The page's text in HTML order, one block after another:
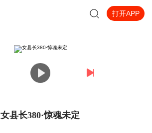
打开APP
女县长380·惊魂未定